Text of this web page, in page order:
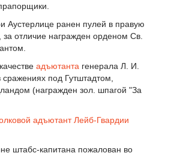
Аустерлице ранен пулей в правую
за отличие награжден орденом Св.
адъютанта генерала Л. И.
под Гутштадтом,
(награжден зол. шпагой "За
адъютант Лейб-Гвардии
штабс-капитана пожалован во